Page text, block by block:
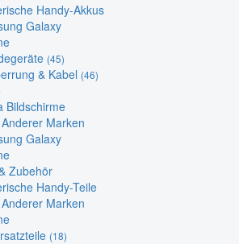
Handy-Akkus
Galaxy
(45)
& Kabel (46)
Bildschirme
Marken
Galaxy
Zubehör
Handy-Teile
Marken
(18)